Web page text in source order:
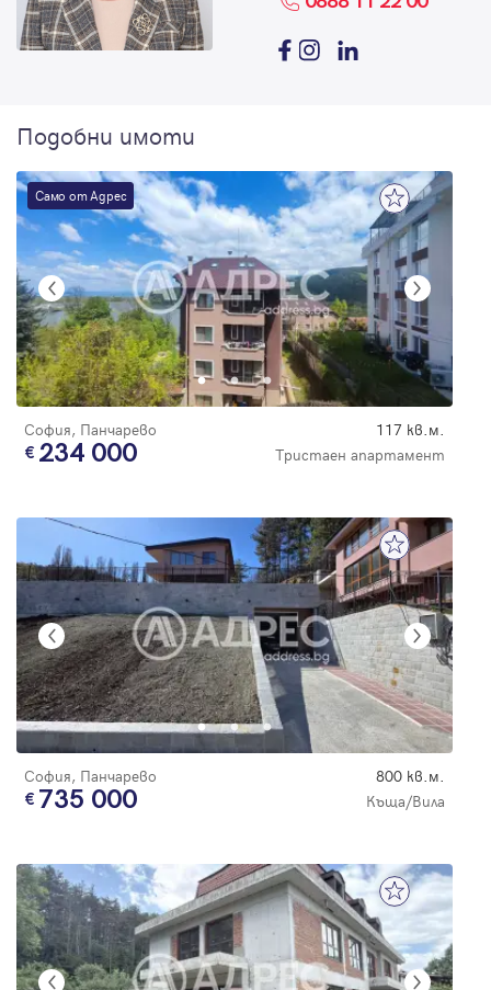
Подобни имоти
Само от Адрес
София, Панчарево 117 кв.м.
234 000 Тристаен апартамент
София, Панчарево 800 кв.м.
735 000 Къща/Вила